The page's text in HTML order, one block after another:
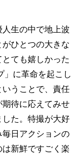
生の中で地上波
ひとつの大きな
ても嬉しかった
」に革命を起こし
うことで、責任
待に応えてみせ
た。特撮が大好
日アクションの
新鮮ですごく楽